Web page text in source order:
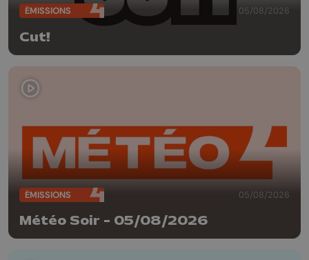
ÉMISSIONS 05/08/2026
Cut!
ÉMISSIONS 05/08/2026
Météo Soir - 05/08/2026